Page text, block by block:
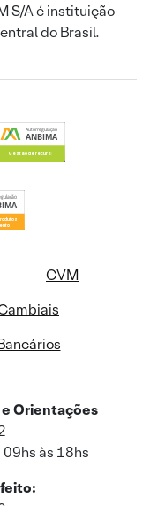
S/A é instituição
do Brasil.
CVM
e Orientações
às 18hs